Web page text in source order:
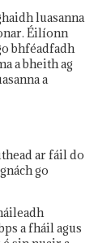
luasanna
Éilíonn
bhféadfadh
a bheith ag
a
ar fáil do
go
a fháil agus